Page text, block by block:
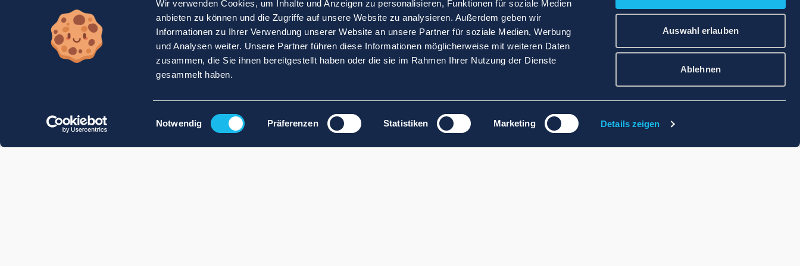
Wir verwenden Cookies, um Inhalte und Anzeigen zu personalisieren, Funktionen für soziale Medien
anbieten zu können und die Zugriffe auf unsere Website zu analysieren. Außerdem geben wir
Informationen zu Ihrer Verwendung unserer Website an unsere Partner für soziale Medien, Werbung
und Analysen weiter. Unsere Partner führen diese Informationen möglicherweise mit weiteren Daten
zusammen, die Sie ihnen bereitgestellt haben oder die sie im Rahmen Ihrer Nutzung der Dienste
gesammelt haben.
Einwilligungsauswahl
Notwendig Präferenzen Statistiken Marketing Details zeigen
Auswahl erlauben
Ablehnen